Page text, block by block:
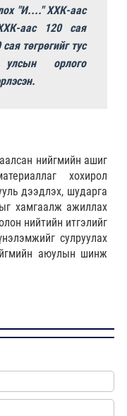
"И...." ХХК-аас
аас 120 сая
төгрөгийг тус
орлого
нийгмийн ашиг
хохирол
дээдлэх, шударга
хамгаалж ажиллах
нийтийн итгэлийг
сулруулах
аюулын шинж